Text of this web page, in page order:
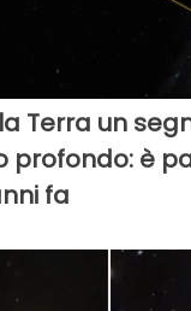
Terra un
profondo: è
fa